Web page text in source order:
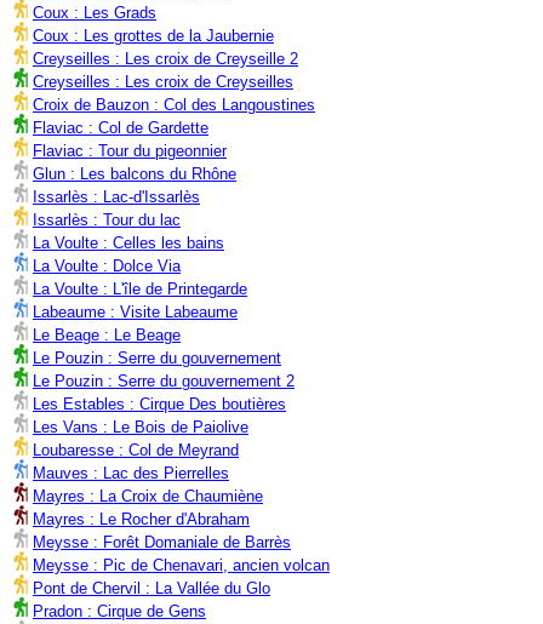
Coux : Les Grads
Coux : Les grottes de la Jaubernie
Creyseilles : Les croix de Creyseille 2
Creyseilles : Les croix de Creyseilles
Croix de Bauzon : Col des Langoustines
Flaviac : Col de Gardette
Flaviac : Tour du pigeonnier
Glun : Les balcons du Rhône
Issarlès : Lac-d'Issarlès
Issarlès : Tour du lac
La Voulte : Celles les bains
La Voulte : Dolce Via
La Voulte : L'île de Printegarde
Labeaume : Visite Labeaume
Le Beage : Le Beage
Le Pouzin : Serre du gouvernement
Le Pouzin : Serre du gouvernement 2
Les Estables : Cirque Des boutières
Les Vans : Le Bois de Paiolive
Loubaresse : Col de Meyrand
Mauves : Lac des Pierrelles
Mayres : La Croix de Chaumiène
Mayres : Le Rocher d'Abraham
Meysse : Forêt Domaniale de Barrès
Meysse : Pic de Chenavari, ancien volcan
Pont de Chervil : La Vallée du Glo
Pradon : Cirque de Gens